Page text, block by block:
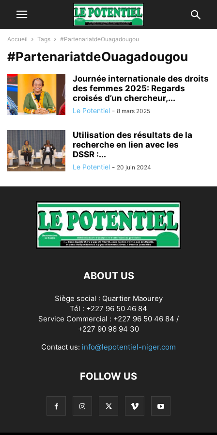
Accueil Tags #PartenariatdeOuagadougou
#PartenariatdeOuagadougou
Journée internationale des droits
des femmes 2025: Regards
croisés d’un chercheur,...
Le Potentiel - 8 mars 2025
Utilisation des résultats de la
recherche en lien avec les
DSSR :...
Le Potentiel - 20 juin 2024
ABOUT US
Siège social : Quartier Maourey
Tél : +227 96 50 46 84
Service Commercial : +227 96 50 46 84 /
+227 90 96 94 30
Contact us: info@lepotentiel-niger.com
FOLLOW US